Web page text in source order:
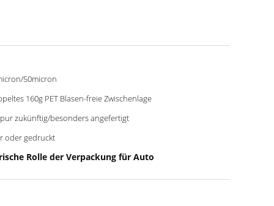
50micron
160g PET Blasen-freie Zwischenlage
zukünftig/besonders angefertigt
oder gedruckt
Rolle der Verpackung für Auto